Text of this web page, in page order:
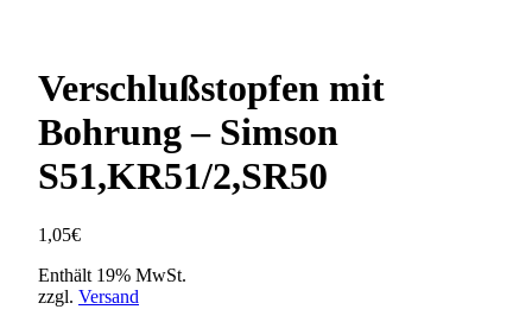
Verschlußstopfen mit
Bohrung – Simson
S51,KR51/2,SR50
1,05€
Enthält 19% MwSt.
zzgl. Versand